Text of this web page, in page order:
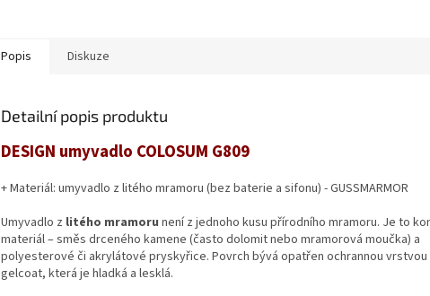
Popis Diskuze
Detailní popis produktu
DESIGN umyvadlo COLOSUM G809
+ Materiál: umyvadlo z litého mramoru (bez baterie a sifonu) - GUSSMARMOR
Umyvadlo z litého mramoru není z jednoho kusu přírodního mramoru. Je to
materiál – směs drceného kamene (často dolomit nebo mramorová moučka) a
polyesterové či akrylátové pryskyřice. Povrch bývá opatřen ochrannou vrstvou
gelcoat, která je hladká a lesklá.